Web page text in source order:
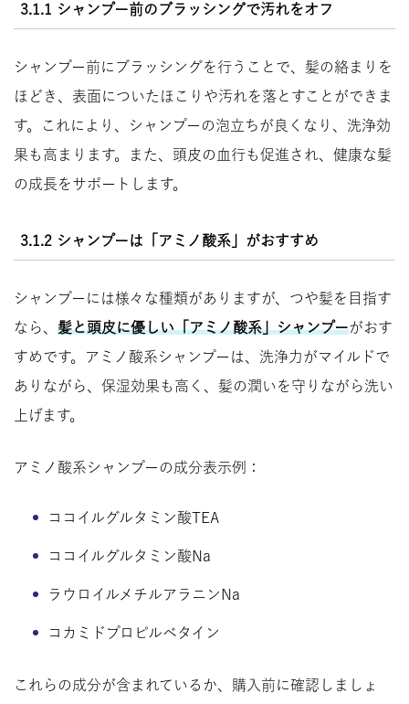
3.1.1 シャンプー前のブラッシングで汚れをオフ
シャンプー前にブラッシングを行うことで、髪の絡まりを
ほどき、表面についたほこりや汚れを落とすことができま
す。これにより、シャンプーの泡立ちが良くなり、洗浄効
果も高まります。また、頭皮の血行も促進され、健康な髪
の成長をサポートします。
3.1.2 シャンプーは「アミノ酸系」がおすすめ
シャンプーには様々な種類がありますが、つや髪を目指す
なら、 髪と頭皮に優しい「アミノ酸系」シャンプーがおす
すめです。アミノ酸系シャンプーは、洗浄力がマイルドで
ありながら、保湿効果も高く、髪の潤いを守りながら洗い
上げます。
アミノ酸系シャンプーの成分表示例：
ココイルグルタミン酸TEA
ココイルグルタミン酸Na
ラウロイルメチルアラニンNa
コカミドプロピルベタイン
これらの成分が含まれているか、購入前に確認しましょ